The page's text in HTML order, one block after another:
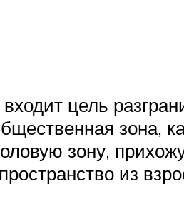
цель
зона,
зону,
из